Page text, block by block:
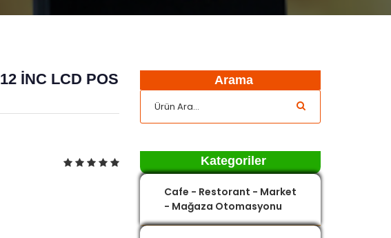
İNC LCD POS
Arama
Kategoriler
Cafe - Restorant - Market
- Mağaza Otomasyonu